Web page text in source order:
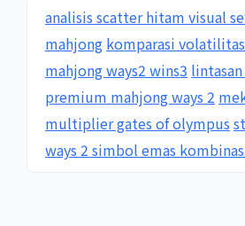
analisis scatter hitam visual
mahjong komparasi
mahjong ways2 wins3
premium mahjong ways 2
multiplier gates of olympus
ways 2 simbol emas